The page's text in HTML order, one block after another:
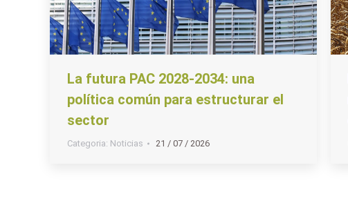
La futura PAC 2028-2034: una
política común para estructurar el
sector
Categoria: Noticias 21 / 07 / 2026